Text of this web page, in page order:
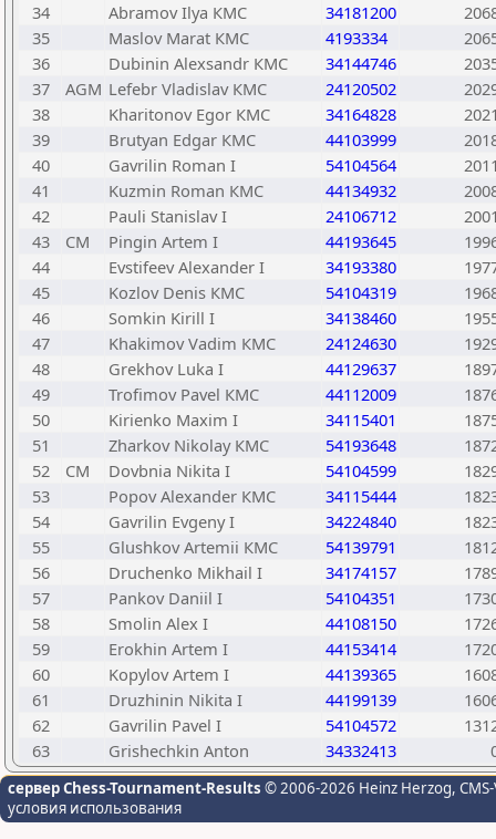
34
Abramov Ilya КМС 34181200
35
Maslov Marat КМС 4193334
36
Dubinin Alexsandr КМС 34144746
37
AGM Lefebr Vladislav КМС 24120502
38
Kharitonov Egor КМС 34164828
39
Brutyan Edgar КМС 44103999
40
Gavrilin Roman I 54104564
41
Kuzmin Roman КМС 44134932
42
Pauli Stanislav I 24106712
43
CM Pingin Artem I 44193645
44
Evstifeev Alexander I 34193380
45
Kozlov Denis КМС 54104319
46
Somkin Kirill I 34138460
47
Khakimov Vadim КМС 24124630
48
Grekhov Luka I 44129637
49
Trofimov Pavel КМС 44112009
50
Kirienko Maxim I 34115401
51
Zharkov Nikolay КМС 54193648
52
CM Dovbnia Nikita I 54104599
53
Popov Alexander КМС 34115444
54
Gavrilin Evgeny I 34224840
55
Glushkov Artemii КМС 54139791
56
Druchenko Mikhail I 34174157
57
Pankov Daniil I 54104351
58
Smolin Alex I 44108150
59
Erokhin Artem I 44153414
60
Kopylov Artem I 44139365
61
Druzhinin Nikita I 44199139
62
Gavrilin Pavel I 54104572
63
Grishechkin Anton 34332413
сервер Chess-Tournament-Results © 2006-2026 Heinz Herzog,
условия использования